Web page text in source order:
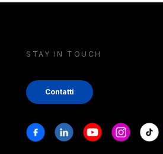
STAY IN TOUCH
Contatti
Stay in touch
FacebookLinkedinYoutubeInstagram
Tiktok